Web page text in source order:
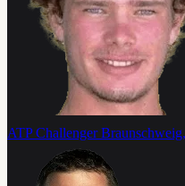
ATP Challenger